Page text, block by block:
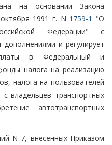
на основании Закона
1991 г. N 1759-1 "О
Федерации" с
и регулирует
в Федеральный и
налога на реализацию
налога на пользователей
владельцев транспортных
автотранспортных
N 7, внесенных Приказом